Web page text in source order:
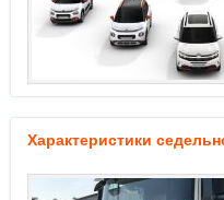
Характеристики